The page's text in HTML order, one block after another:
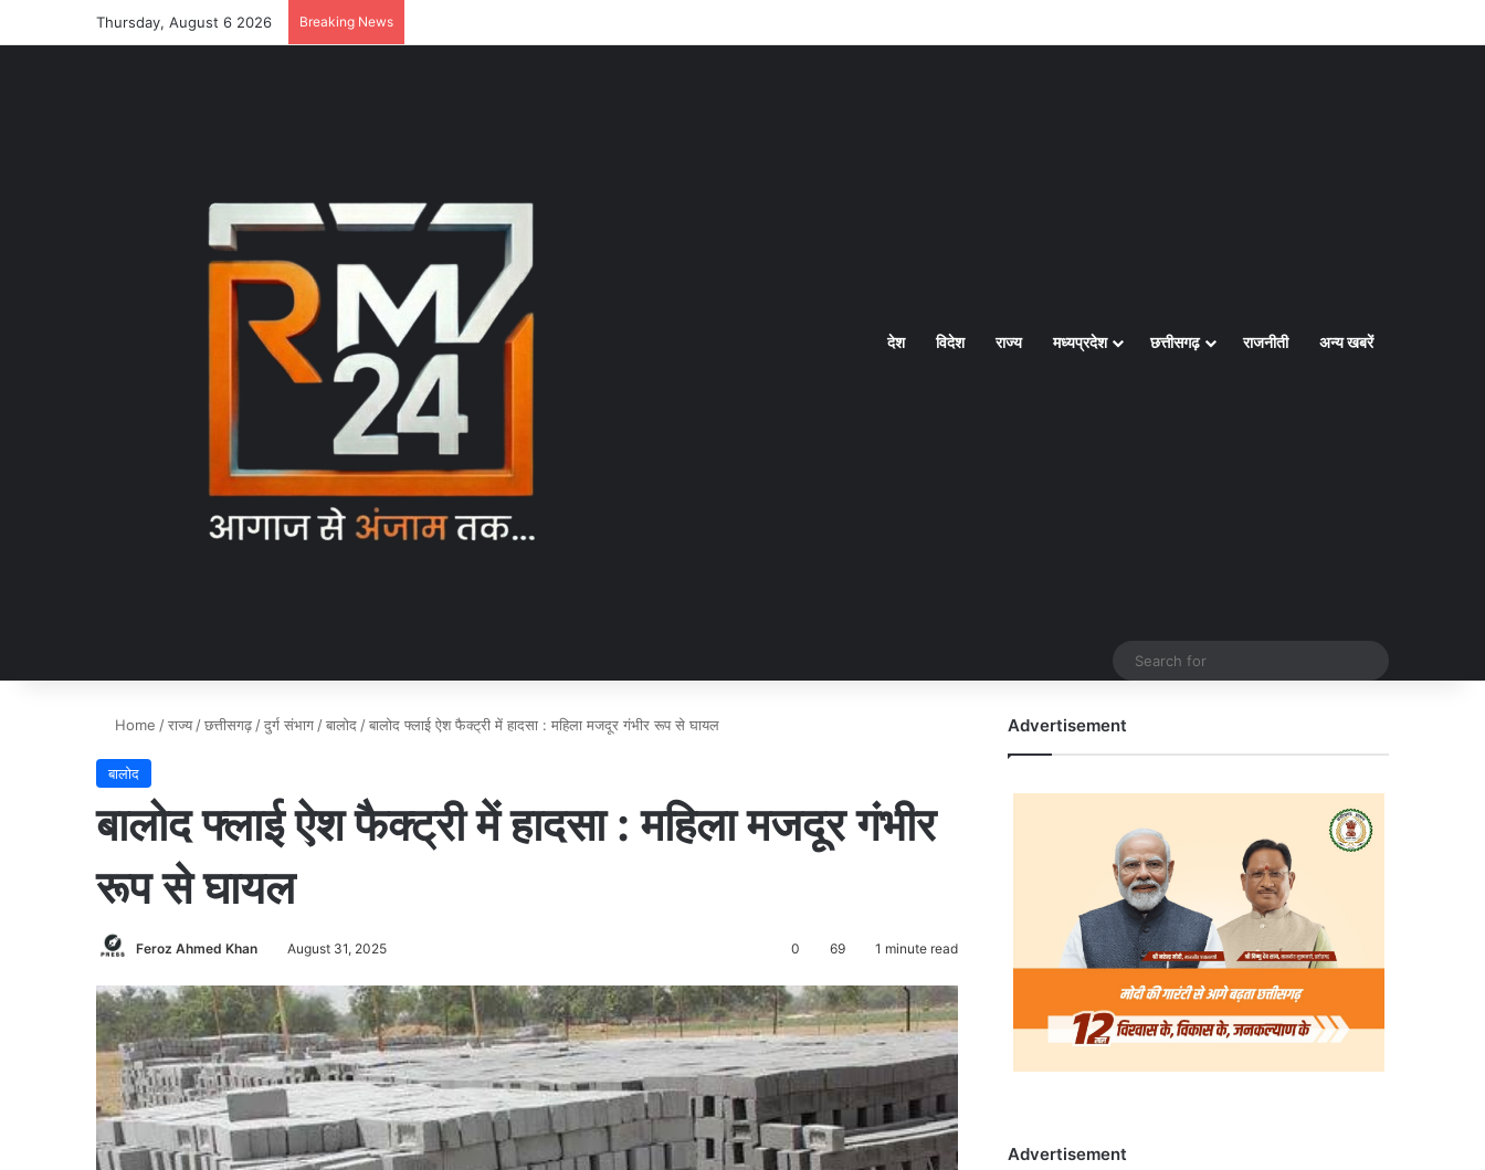
Thursday, August 6 2026 Breaking News
Homeदेश विदेश राज्य मध्यप्रदेश छत्तीसगढ़ राजनीती अन्य खबरें
Home /राज्य /छत्तीसगढ़ /दुर्ग संभाग /बालोद /बालोद फ्लाई ऐश फैक्ट्री में हादसा : महिला मजदूर गंभीर रूप से घायल
बालोद
बालोद फ्लाई ऐश फैक्ट्री में हादसा : महिला मजदूर गंभीर
रूप से घायल
Feroz Ahmed Khan August 31, 2025 0 69 1 minute read
Advertisement
Advertisement